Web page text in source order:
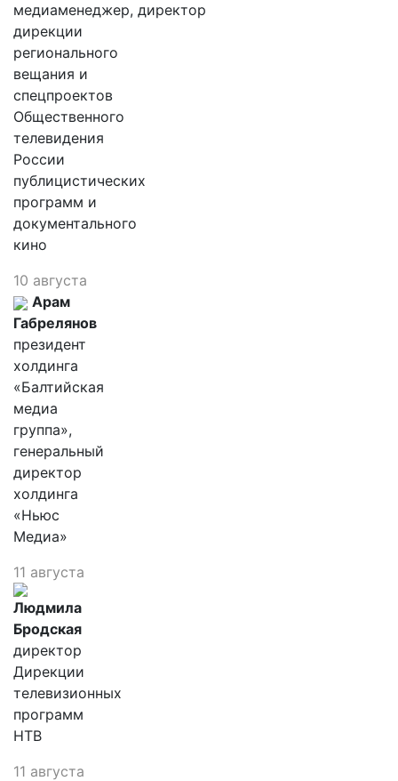
медиаменеджер, директор
дирекции
регионального
вещания и
спецпроектов
Общественного
телевидения
России
публицистических
программ и
документального
кино
10 августа
Арам
Габрелянов
президент
холдинга
«Балтийская
медиа
группа»,
генеральный
директор
холдинга
«Ньюс
Медиа»
11 августа
Людмила
Бродская
директор
Дирекции
телевизионных
программ
НТВ
11 августа